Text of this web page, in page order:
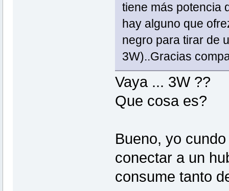
tiene más potencia
hay alguno que
negro para tirar de
3W)..Gracias
Vaya ... 3W ??
Que cosa es?
Bueno, yo
conectar a un
consume tanto